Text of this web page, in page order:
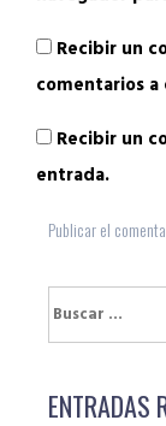
Recibir un
comentarios
Recibir un
entrada.
Buscar:
ENTRADAS